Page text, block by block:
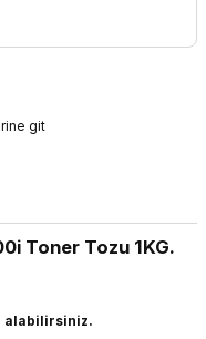
git
Toner Tozu 1KG.
alabilirsiniz.